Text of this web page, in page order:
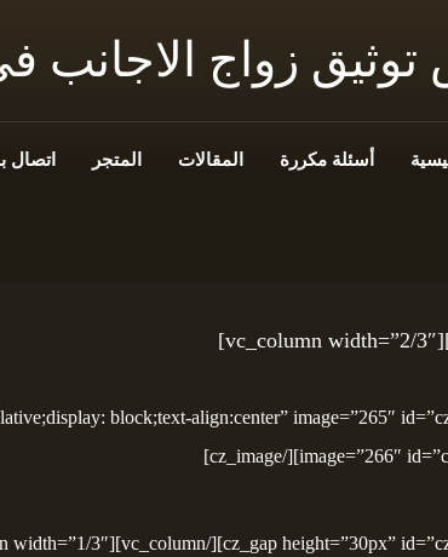
زواج الاجانب
أسئلة مكررة المقالات المتجر اتصال
image=”266″